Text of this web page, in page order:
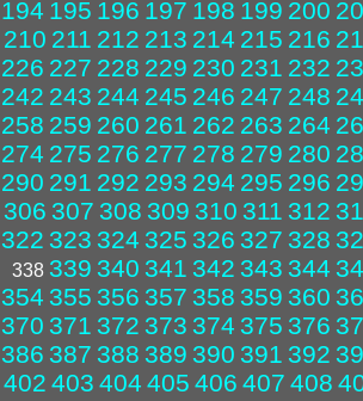
194 195 196 197 198 199 200
210 211 212 213 214 215 216
226 227 228 229 230 231 232
242 243 244 245 246 247 248
258 259 260 261 262 263 264
274 275 276 277 278 279 280
290 291 292 293 294 295 296
306 307 308 309 310 311 312
322 323 324 325 326 327 328
338 339 340 341 342 343 344
354 355 356 357 358 359 360
370 371 372 373 374 375 376
386 387 388 389 390 391 392
402 403 404 405 406 407 408